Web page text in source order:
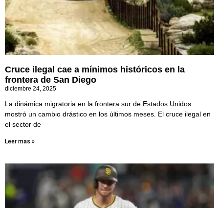
Cruce ilegal cae a mínimos históricos en la
frontera de San Diego
diciembre 24, 2025
La dinámica migratoria en la frontera sur de Estados Unidos
mostró un cambio drástico en los últimos meses. El cruce ilegal en
el sector de
Leer mas »